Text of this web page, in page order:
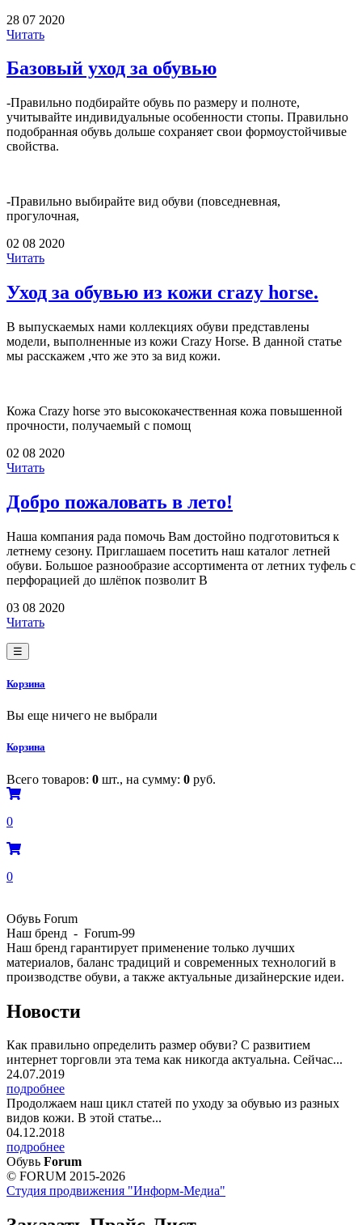
28 07 2020
Читать
Базовый уход за обувью
-Правильно подбирайте обувь по размеру и полноте,
учитывайте индивидуальные особенности стопы. Правильно
подобранная обувь дольше сохраняет свои формоустойчивые
свойства.
-Правильно выбирайте вид обуви (повседневная,
прогулочная,
02 08 2020
Читать
Уход за обувью из кожи crazy horse.
В выпускаемых нами коллекциях обуви представлены
модели, выполненные из кожи Crazy Horse. В данной статье
мы расскажем ,что же это за вид кожи.
Кожа Crazy horse это высококачественная кожа повышенной
прочности, получаемый с помощ
02 08 2020
Читать
Добро пожаловать в лето!
Наша компания рада помочь Вам достойно подготовиться к
летнему сезону. Приглашаем посетить наш каталог летней
обуви. Большое разнообразие ассортимента от летних туфель с
перфорацией до шлёпок позволит В
03 08 2020
Читать
☰
Корзина
Вы еще ничего не выбрали
Корзина
Всего товаров: 0 шт., на сумму: 0 руб.
0
0
Обувь Forum
Наш бренд - Forum-99
Наш бренд гарантирует применение только лучших
материалов, баланс традиций и современных технологий в
производстве обуви, а также актуальные дизайнерские идеи.
Новости
Как правильно определить размер обуви? С развитием
интернет торговли эта тема как никогда актуальна. Сейчас...
24.07.2019
подробнее
Продолжаем наш цикл статей по уходу за обувью из разных
видов кожи. В этой статье...
04.12.2018
подробнее
Обувь Forum
© FORUM 2015-2026
Студия продвижения "Информ-Медиа"